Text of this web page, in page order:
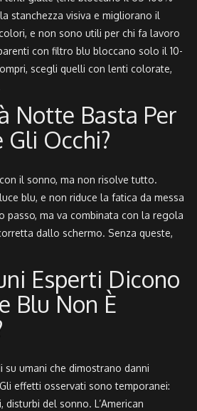
stanchezza visiva e migliorano il
e non sono utili per chi fa lavoro
con filtro blu bloccano solo il 10-
scegli quelli con lenti colorate,
Notte Basta Per
Occhi?
il sonno, ma non risolve tutto.
blu, e non riduce la fatica da messa
passo, ma va combinata con la regola
dallo schermo. Senza queste,
Esperti Dicono
Blu Non È
su umani che dimostrano danni
effetti osservati sono temporanei:
disturbi del sonno. L’American